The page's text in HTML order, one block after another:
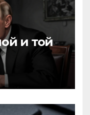
и той